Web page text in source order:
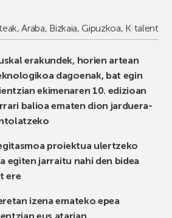
,Araba, Bizkaia,Gipuzkoa, K·talent
erakundek, horien artean
dagoenak, bat egin
ekimenaren 10. edizioan
balioa ematen dion jarduera-
proiektua ulertzeko
egiten jarraitu nahi den bidea
ere
izena emateko epea